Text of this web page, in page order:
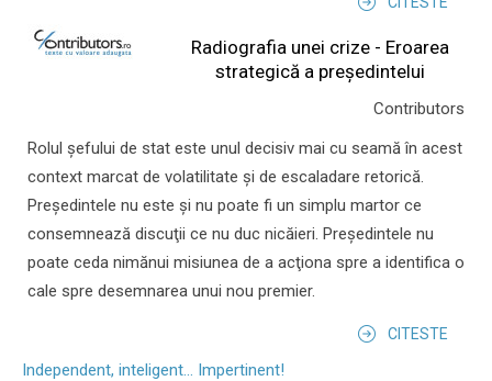
Radiografia unei crize - Eroarea
strategică a președintelui
Contributors
Rolul şefului de stat este unul decisiv mai cu seamă în acest
context marcat de volatilitate şi de escaladare retorică.
Preşedintele nu este şi nu poate fi un simplu martor ce
consemnează discuţii ce nu duc nicăieri. Preşedintele nu
poate ceda nimănui misiunea de a acţiona spre a identifica o
cale spre desemnarea unui nou premier.
CITESTE
Independent, inteligent... Impertinent!